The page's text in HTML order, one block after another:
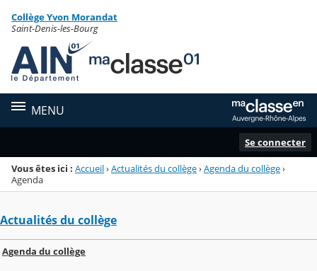
Menu de la rubrique
Contenu
Collège Yvon Morandat
Saint-Denis-les-Bourg
MENU
Se connecter
Vous êtes ici : Accueil›Actualités du collège›Agenda du collège›
Agenda
Actualités du collège
Agenda du collège